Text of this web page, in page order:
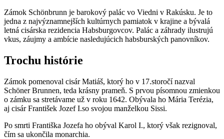
Zámok Schönbrunn je barokový palác vo Viedni v Rakúsku. Je to
jedna z najvýznamnejších kultúrnych pamiatok v krajine a bývalá
letná cisárska rezidencia Habsburgovcov. Palác a záhrady ilustrujú
vkus, záujmy a ambície nasledujúcich habsburských panovníkov.
Trochu histórie
Zámok pomenoval cisár Matiáš, ktorý ho v 17.storočí nazval
Schöner Brunnen, teda krásny prameň. S prvou písomnou zmienkou
o zámku sa stretávame už v roku 1642. Obývala ho Mária Terézia,
aj cisár František Jozef I.so svojou manželkou Sissi.
Po smrti Františka Jozefa ho obýval Karol I., ktorý však rezignoval,
čím sa ukončila monarchia.